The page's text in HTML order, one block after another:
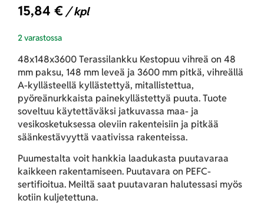
15,84 € / kpl
2 varastossa
48x148x3600 Terassilankku Kestopuu vihreä on 48
mm paksu, 148 mm leveä ja 3600 mm pitkä, vihreällä
A-kyllästeellä kyllästettyä, mitallistettua,
pyöreänurkkaista painekyllästettyä puuta. Tuote
soveltuu käytettäväksi jatkuvassa maa- ja
vesikosketuksessa oleviin rakenteisiin ja pitkää
säänkestävyyttä vaativissa rakenteissa.
Puumestalta voit hankkia laadukasta puutavaraa
kaikkeen rakentamiseen. Puutavara on PEFC-
sertifioitua. Meiltä saat puutavaran halutessasi myös
kotiin kuljetettuna.